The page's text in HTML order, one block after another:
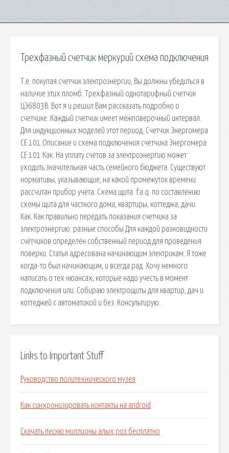
Трехфазный счетчик меркурий схема подключения
Т.е. покупая счетчик электроэнергии, Вы должны убедиться в
наличие этих пломб. Трехфазный однотарифный счетчик
ЦЭ6803В. Вот я и решил Вам рассказать подробно о
счетчике. Каждый счетчик имеет межповерочный интервал.
Для индукционных моделей этот период. Счетчик Энергомера
СЕ 101.Описание и схема подключения счетчика Энергомера
СЕ 101.Как. На уплату счетов за электроэнергию может
уходить значительная часть семейного бюджета. Существуют
нормативы, указывающие, на какой промежуток времени
рассчитан прибор учёта. Схема щита. f.a.q. по составлению
схемы щита для частного дома, квартиры, коттеджа, дачи.
Как. Как правильно передать показания счетчика за
электроэнергию: разные способы Для каждой разновидности
счётчиков определён собственный период для проведения
поверки. Статья адресована начинающим электрикам. Я тоже
когда-то был начинающим, и всегда рад. Хочу немного
написать о тех нюансах, которые надо учесть в момент
подключения или. Собираю электрощиты для квартир, дач и
коттеджей с автоматикой и без. Консультирую.
Links to Important Stuff
Руководство политехнического музея
Как синхронизировать контакты на android
Скачать песню миллионы алых роз бесплатно